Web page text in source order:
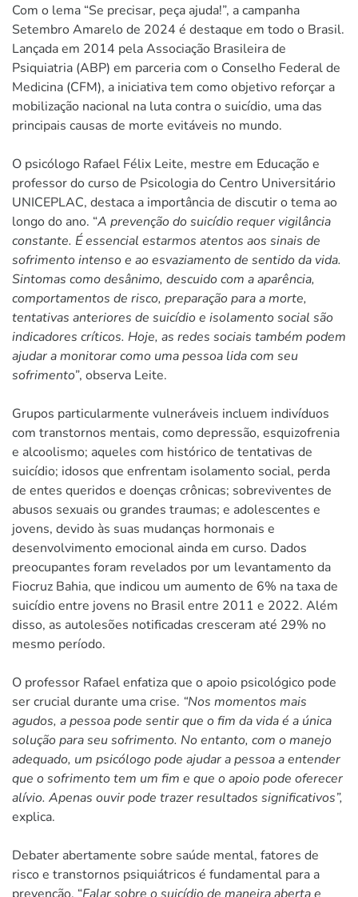
Com o lema “Se precisar, peça ajuda!”, a campanha
Setembro Amarelo de 2024 é destaque em todo o Brasil.
Lançada em 2014 pela Associação Brasileira de
Psiquiatria (ABP) em parceria com o Conselho Federal de
Medicina (CFM), a iniciativa tem como objetivo reforçar a
mobilização nacional na luta contra o suicídio, uma das
principais causas de morte evitáveis no mundo.
O psicólogo Rafael Félix Leite, mestre em Educação e
professor do curso de Psicologia do Centro Universitário
UNICEPLAC, destaca a importância de discutir o tema ao
longo do ano. “A prevenção do suicídio requer vigilância
constante. É essencial estarmos atentos aos sinais de
sofrimento intenso e ao esvaziamento de sentido da vida.
Sintomas como desânimo, descuido com a aparência,
comportamentos de risco, preparação para a morte,
tentativas anteriores de suicídio e isolamento social são
indicadores críticos. Hoje, as redes sociais também podem
ajudar a monitorar como uma pessoa lida com seu
sofrimento”, observa Leite.
Grupos particularmente vulneráveis incluem indivíduos
com transtornos mentais, como depressão, esquizofrenia
e alcoolismo; aqueles com histórico de tentativas de
suicídio; idosos que enfrentam isolamento social, perda
de entes queridos e doenças crônicas; sobreviventes de
abusos sexuais ou grandes traumas; e adolescentes e
jovens, devido às suas mudanças hormonais e
desenvolvimento emocional ainda em curso. Dados
preocupantes foram revelados por um levantamento da
Fiocruz Bahia, que indicou um aumento de 6% na taxa de
suicídio entre jovens no Brasil entre 2011 e 2022. Além
disso, as autolesões notificadas cresceram até 29% no
mesmo período.
O professor Rafael enfatiza que o apoio psicológico pode
ser crucial durante uma crise. “Nos momentos mais
agudos, a pessoa pode sentir que o fim da vida é a única
solução para seu sofrimento. No entanto, com o manejo
adequado, um psicólogo pode ajudar a pessoa a entender
que o sofrimento tem um fim e que o apoio pode oferecer
alívio. Apenas ouvir pode trazer resultados significativos”,
explica.
Debater abertamente sobre saúde mental, fatores de
risco e transtornos psiquiátricos é fundamental para a